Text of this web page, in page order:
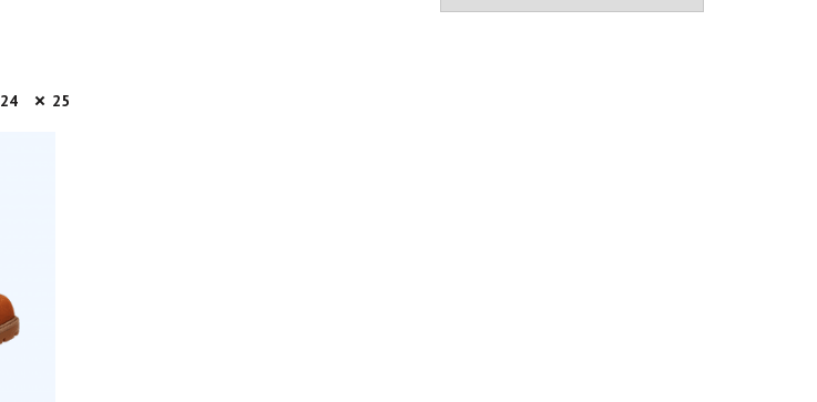
24 25